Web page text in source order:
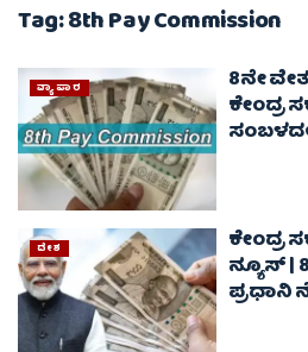
Tag:8th Pay Commission
ವ್ಯಾಪಾರ 8ನೇ
ಕೇಂದ್ರ
ದೇಶ ಕೇಂದ್ರ
ನ್ಯೂಸ್ |
ಪ್ರಧಾನಿ